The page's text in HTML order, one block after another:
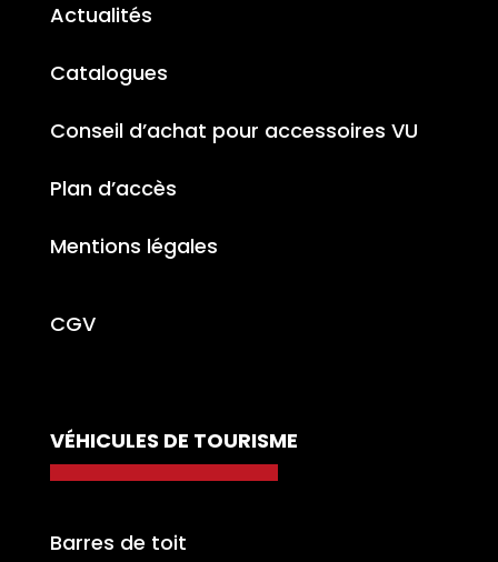
Actualités
Catalogues
Conseil d’achat pour accessoires VU
Plan d’accès
Mentions légales
CGV
VÉHICULES DE TOURISME
Barres de toit